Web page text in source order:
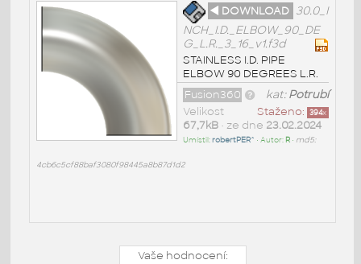
◄ DOWNLOAD 30.0_I
NCH_I.D._ELBOW_90_DE
G_L.R._3_16_v1.f3d
STAINLESS I.D. PIPE
ELBOW 90 DEGREES L.R.
kat:Potrubí
Fusion360
Staženo: 394x
Velikost
67,7kB• ze dne 23.02.2024
Umístil:robertPER^ • Autor: R• md5:
4cb6c5cf88baf3080f98445a8b87d1d2
Vaše hodnocení: